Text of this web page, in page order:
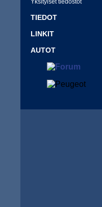
Yksityiset tiedostot
TIEDOT
LINKIT
AUTOT